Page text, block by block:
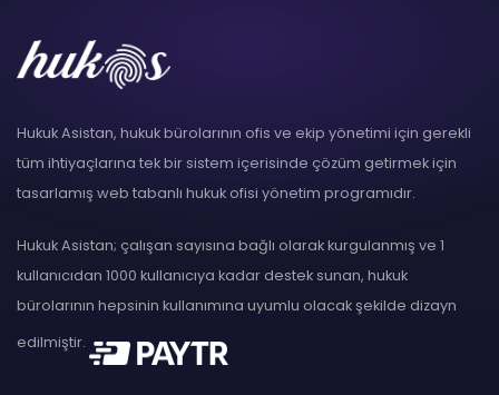
Hukuk Asistan, hukuk bürolarının ofis ve ekip yönetimi için gerekli
tüm ihtiyaçlarına tek bir sistem içerisinde çözüm getirmek için
tasarlamış web tabanlı hukuk ofisi yönetim programıdır.
Hukuk Asistan; çalışan sayısına bağlı olarak kurgulanmış ve 1
kullanıcıdan 1000 kullanıcıya kadar destek sunan, hukuk
bürolarının hepsinin kullanımına uyumlu olacak şekilde dizayn
edilmiştir.